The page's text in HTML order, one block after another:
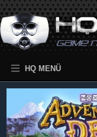
HQ MENÜ